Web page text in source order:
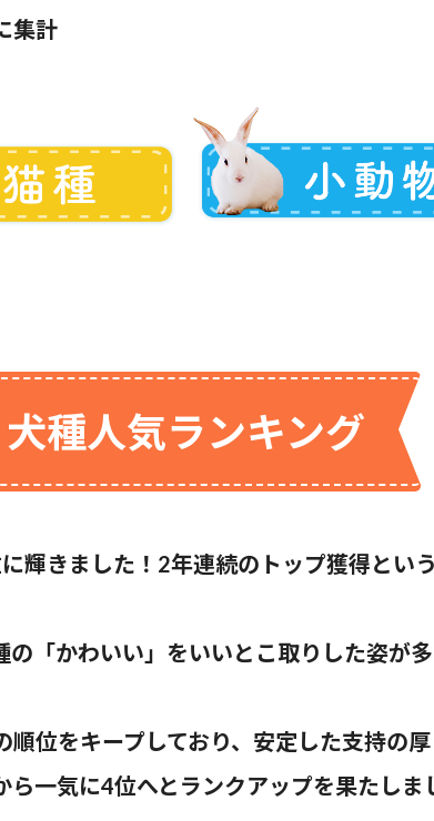
集計
犬種人気ランキング
輝きました！2年連続のトップ獲得とい
「かわいい」をいいとこ取りした姿が
位をキープしており、安定した支持の
一気に4位へとランクアップを果たしま